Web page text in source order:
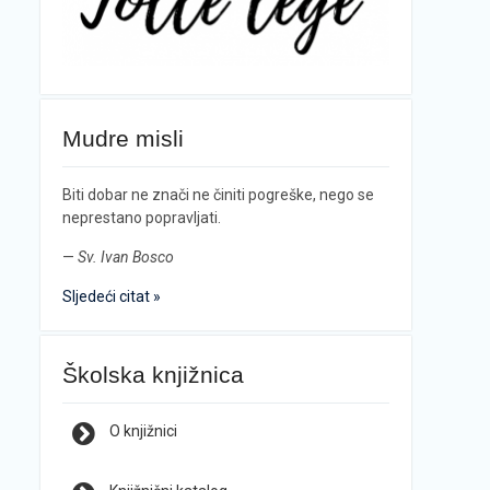
Mudre misli
Biti dobar ne znači ne činiti pogreške, nego se
neprestano popravljati.
— Sv. Ivan Bosco
Sljedeći citat »
Školska knjižnica
O knjižnici